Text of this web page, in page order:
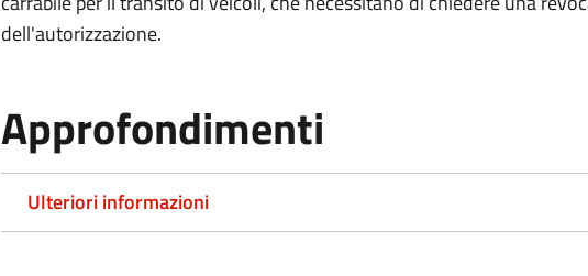
dell'autorizzazione.
Approfondimenti
Ulteriori informazioni